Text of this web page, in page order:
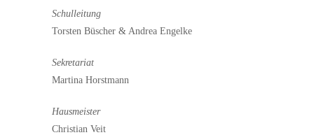
Schulleitung
Torsten Büscher & Andrea Engelke
Sekretariat
Martina Horstmann
Hausmeister
Christian Veit